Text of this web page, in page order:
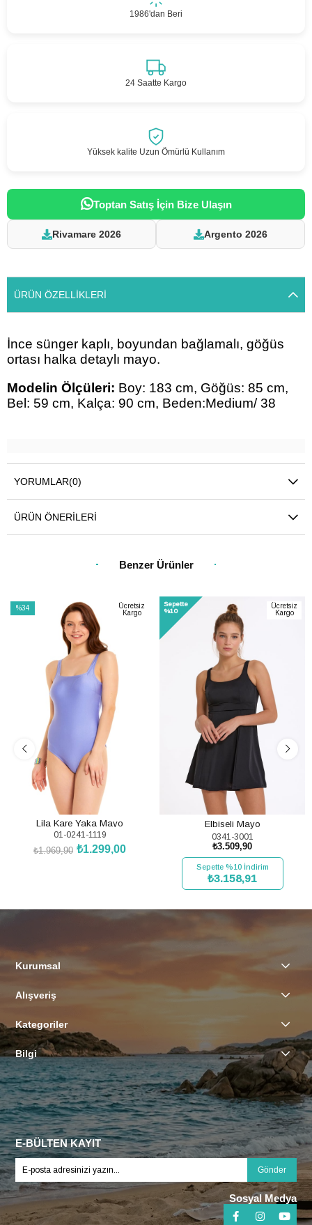
1986'dan Beri
24 Saatte Kargo
Yüksek kalite Uzun Ömürlü Kullanım
Toptan Satış İçin Bize Ulaşın
Rivamare 2026 Argento 2026
ÜRÜN ÖZELLIKLERI
İnce sünger kaplı, boyundan bağlamalı, göğüs
ortası halka detaylı mayo.
Modelin Ölçüleri: Boy: 183 cm, Göğüs: 85 cm,
Bel: 59 cm, Kalça: 90 cm, Beden:Medium/ 38
YORUMLAR(0)
ÜRÜN ÖNERILERI
Benzer Ürünler
%34
Ücretsiz
Kargo
Lila Kare Yaka Mayo
01-0241-1119
₺1.299,00
₺1.969,90
Sepette
%10
Ücretsiz
Kargo
Elbiseli Mayo
0341-3001
₺3.509,90
Sepette %10 İndirim
₺3.158,91
SEPETE EKLE
Kurumsal
Alışveriş
Kategoriler
Bilgi
E-BÜLTEN KAYIT
Gönder
Sosyal Medya